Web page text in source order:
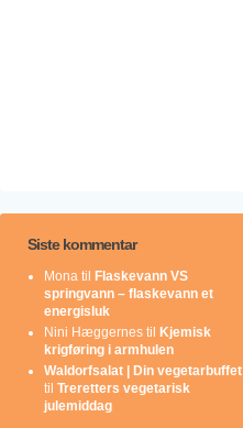
Siste kommentar
Mona til Flaskevann VS
springvann – flaskevann et
energisluk
Nini Hæggernes til Kjemisk
krigføring i armhulen
Waldorfsalat | Din vegetarbuffet
til Treretters vegetarisk
julemiddag